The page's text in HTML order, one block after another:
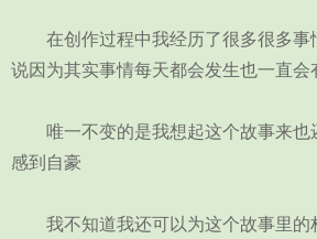
在创作过程中我经历了很多很多事
说因为其实事情每天都会发生也一直会
唯一不变的是我想起这个故事来也
感到自豪
我不知道我还可以为这个故事里的